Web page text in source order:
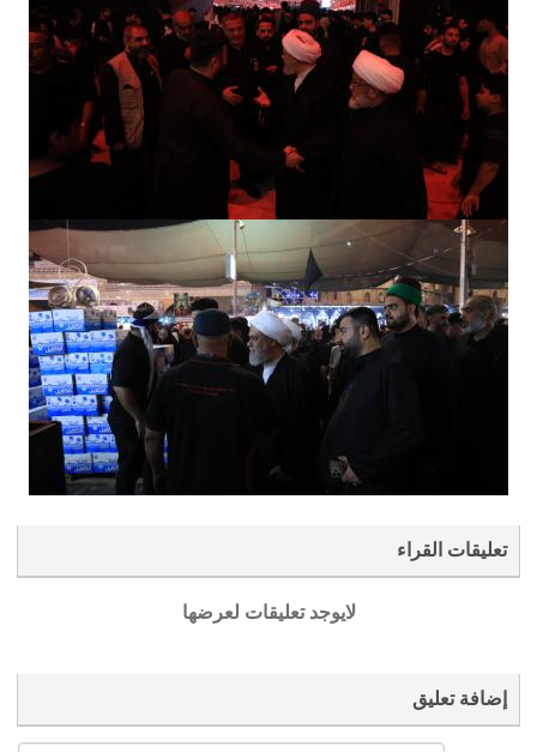
تعليقات القراء
لايوجد تعليقات لعرضها
إضافة تعليق